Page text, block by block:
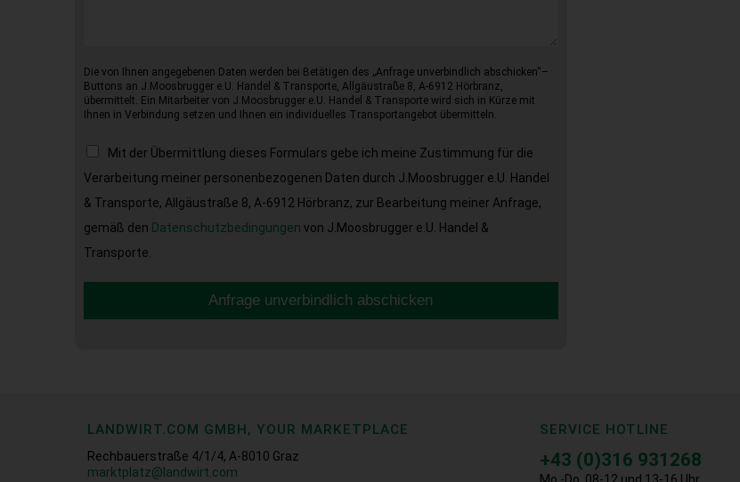
Die von Ihnen angegebenen Daten werden bei Betätigen des „Anfrage unverbindlich abschicken“–
Buttons an J.Moosbrugger e.U. Handel & Transporte, Allgäustraße 8, A-6912 Hörbranz,
übermittelt. Ein Mitarbeiter von J.Moosbrugger e.U. Handel & Transporte wird sich in Kürze mit
Ihnen in Verbindung setzen und Ihnen ein individuelles Transportangebot übermitteln.
Mit der Übermittlung dieses Formulars gebe ich meine Zustimmung für die
Verarbeitung meiner personenbezogenen Daten durch J.Moosbrugger e.U. Handel
& Transporte, Allgäustraße 8, A-6912 Hörbranz, zur Bearbeitung meiner Anfrage,
gemäß den Datenschutzbedingungen von J.Moosbrugger e.U. Handel &
Transporte.
Anfrage unverbindlich abschicken
LANDWIRT.COM GMBH, YOUR MARKETPLACE
Rechbauerstraße 4/1/4, A-8010 Graz
marktplatz@landwirt.com
SERVICE HOTLINE
+43 (0)316 931268
Mo.-Do. 08-12 und 13-16 Uhr